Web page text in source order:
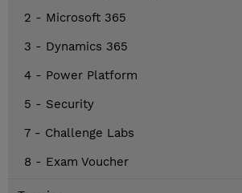
2 - Microsoft 365
3 - Dynamics 365
4 - Power Platform
5 - Security
7 - Challenge Labs
8 - Exam Voucher